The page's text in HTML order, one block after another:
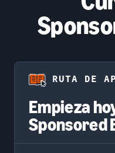
RUTA DE
Empieza
Sponsored